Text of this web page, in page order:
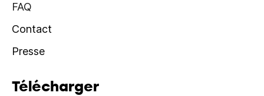
FAQ
Contact
Presse
Télécharger